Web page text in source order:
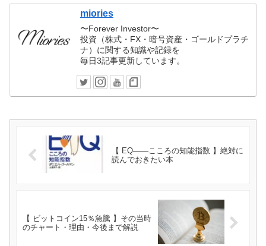
miories
〜Forever Investor〜
投資（株式・FX・暗号資産・ゴールドプラチ
ナ）に関する知識や記録を
毎日3記事更新しています。
【 EQ——こころの知能指数 】絶対に
読んでおきたい本
【 ビットコイン15％急騰 】その当時
のチャート・理由・今後まで解説